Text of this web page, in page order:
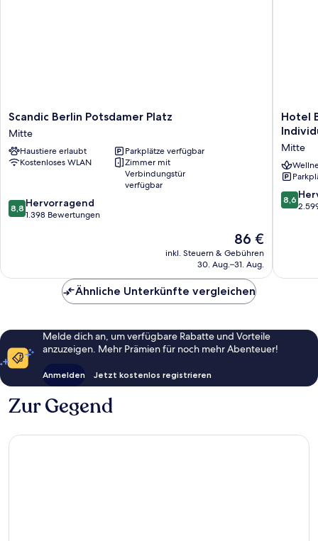
Scandic
Berlin
Potsdamer
Platz
Mitte
Scandic Berlin Potsdamer Platz
Mitte
Haustiere erlaubt
Parkplätze verfügbar
Kostenloses WLAN
Zimmer mit
Verbindungstür
verfügbar
8.8
von
8,8 Hervorragend
1.398 Bewertungen
Der
Preis
beträgt
86 €
inkl. Steuern & Gebühren
30. Aug.–31. Aug.
Hotel
Berlin,
a
member
of
Hotel
Mitte
8.6
von
8,6
Ähnliche Unterkünfte vergleichen
Melde dich an, um verfügbare Rabatte und Vorteile
anzuzeigen. Mehr Prämien für noch mehr Abenteuer!
Anmelden Jetzt kostenlos registrieren
Zur Gegend